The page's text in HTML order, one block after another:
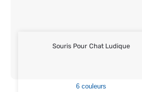
Souris Pour Chat Ludique
6 couleurs